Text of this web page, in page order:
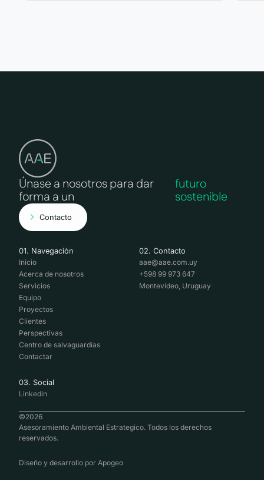
Únase a nosotros para dar
forma a un
futuro
sostenible
Contacto
01. Navegación
Inicio
Acerca de nosotros
Servicios
Equipo
Proyectos
Clientes
Perspectivas
Centro de salvaguardias
Contactar
02. Contacto
aae@aae.com.uy
+598 99 973 647
Montevideo, Uruguay
03. Social
Linkedin
©2026
Asesoramiento Ambiental Estrategico. Todos los derechos
reservados.
Diseño y desarrollo por Apogeo